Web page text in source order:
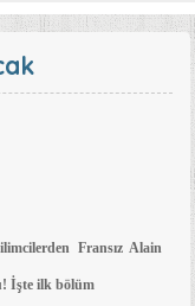
Fransız Alain
İşte ilk bölüm